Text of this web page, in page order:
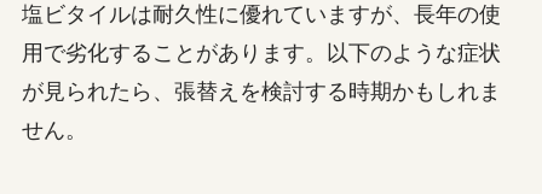
塩ビタイルは耐久性に優れていますが、長年の使
用で劣化することがあります。以下のような症状
が見られたら、張替えを検討する時期かもしれま
せん。